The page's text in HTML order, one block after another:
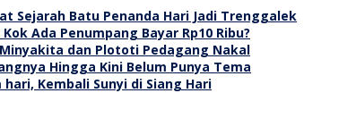
Sejarah Batu Penanda Hari Jadi Trenggalek
Ada Penumpang Bayar Rp10 Ribu?
dan Plototi Pedagang Nakal
Hingga Kini Belum Punya Tema
Kembali Sunyi di Siang Hari